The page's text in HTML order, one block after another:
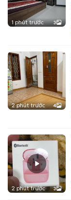
1 phút trước 3
2 phút trước 4
2 phút trước 3